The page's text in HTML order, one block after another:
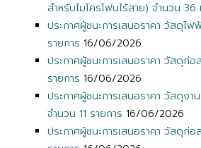
สำหรับไมโครโฟนไร้สาย) จำนวน 36
ประกาศผู้ชนะการเสนอราคา วัสดุไฟ
รายการ 16/06/2026
ประกาศผู้ชนะการเสนอราคา วัสดุก่อ
รายการ 16/06/2026
ประกาศผู้ชนะการเสนอราคา วัสดุงา
จำนวน 11 รายการ 16/06/2026
ประกาศผู้ชนะการเสนอราคา วัสดุก่อ